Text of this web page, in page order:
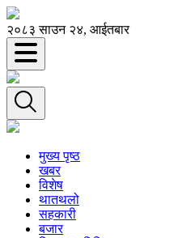
२०८३ साउन २४, आईतबार
मुख्य पृष्ठ
खबर
विशेष
थातथलो
सहकारी
बजार